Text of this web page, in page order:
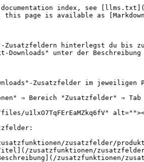
index, see
this page is available as
Zusatzfeldern hinterlegst du bis
Downloads" unter der
Zusatzfelder im jeweiligen
⇒ Bereich "Zusatzfelder" ⇒
u1lxO7TqFErEaMZkq6fV"
zusatzfelder/
zusatzfunktionen/
zusatzfunktionen/